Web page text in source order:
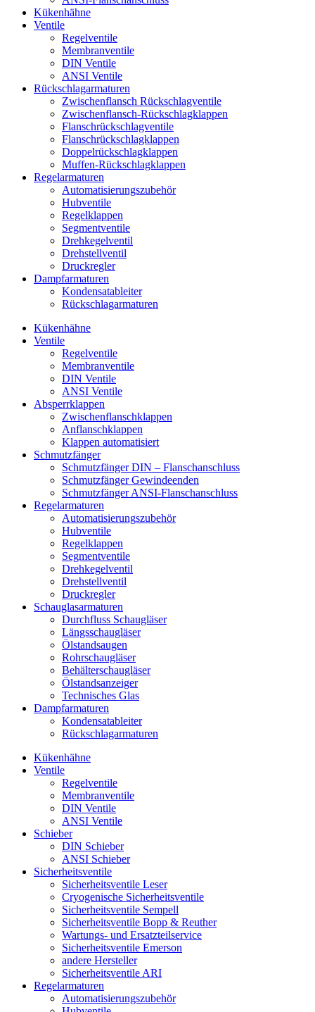
Kükenhähne
Ventile
Regelventile
Membranventile
DIN Ventile
ANSI Ventile
Rückschlag­armaturen
Zwischenflansch Rückschlagventile
Zwischenflansch-Rückschlagklappen
Flanschrückschlagventile
Flanschrückschlagklappen
Doppelrückschlagklappen
Muffen-Rückschlagklappen
Regelarmaturen
Automatisierungszubehör
Hubventile
Regelklappen
Segmentventile
Drehkegelventil
Drehstellventil
Druckregler
Dampfarmaturen
Kondensatableiter
Rückschlagarmaturen
Kükenhähne
Ventile
Regelventile
Membranventile
DIN Ventile
ANSI Ventile
Absperrklappen
Zwischenflanschklappen
Anflanschklappen
Klappen automatisiert
Schmutzfänger
Schmutzfänger DIN – Flanschanschluss
Schmutzfänger Gewindeenden
Schmutzfänger ANSI-Flanschanschluss
Regelarmaturen
Automatisierungszubehör
Hubventile
Regelklappen
Segmentventile
Drehkegelventil
Drehstellventil
Druckregler
Schauglas­armaturen
Durchfluss Schaugläser
Längsschaugläser
Ölstandsaugen
Rohrschaugläser
Behälterschaugläser
Ölstandsanzeiger
Technisches Glas
Dampfarmaturen
Kondensatableiter
Rückschlagarmaturen
Kükenhähne
Ventile
Regelventile
Membranventile
DIN Ventile
ANSI Ventile
Schieber
DIN Schieber
ANSI Schieber
Sicherheitsventile
Sicherheitsventile Leser
Cryogenische Sicherheitsventile
Sicherheitsventile Sempell
Sicherheitsventile Bopp & Reuther
Wartungs- und Ersatzteilservice
Sicherheitsventile Emerson
andere Hersteller
Sicherheitsventile ARI
Regelarmaturen
Automatisierungszubehör